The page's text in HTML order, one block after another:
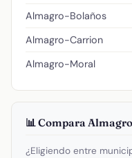
Almagro-Bolaños
Almagro-Carrion
Almagro-Moral
📊 Compara Almagro
¿Eligiendo entre